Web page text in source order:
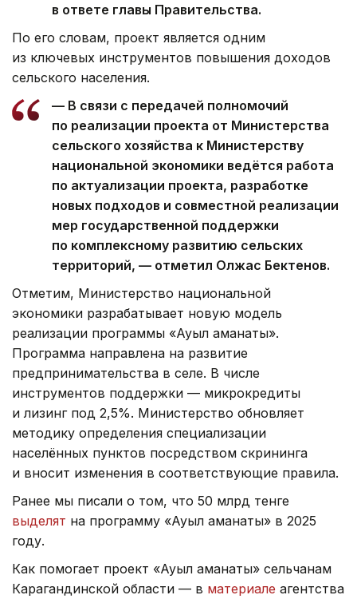
в ответе главы Правительства.
По его словам, проект является одним
из ключевых инструментов повышения доходов
сельского населения.
— В связи с передачей полномочий
по реализации проекта от Министерства
сельского хозяйства к Министерству
национальной экономики ведётся работа
по актуализации проекта, разработке
новых подходов и совместной реализации
мер государственной поддержки
по комплексному развитию сельских
территорий, — отметил Олжас Бектенов.
Отметим, Министерство национальной
экономики разрабатывает новую модель
реализации программы «Ауыл аманаты».
Программа направлена на развитие
предпринимательства в селе. В числе
инструментов поддержки — микрокредиты
и лизинг под 2,5%. Министерство обновляет
методику определения специализации
населённых пунктов посредством скрининга
и вносит изменения в соответствующие правила.
Ранее мы писали о том, что 50 млрд тенге
выделят на программу «Ауыл аманаты» в 2025
году.
Как помогает проект «Ауыл аманаты» сельчанам
Карагандинской области — в материале агентства